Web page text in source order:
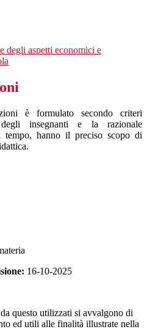
degli aspetti economici e
è formulato secondo criteri
degli insegnanti e la razionale
tempo, hanno il preciso scopo di
16-10-2025
questo utilizzati si avvalgono di
ed utili alle finalità illustrate nella